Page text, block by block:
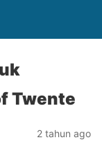
Twente
2 tahun ago